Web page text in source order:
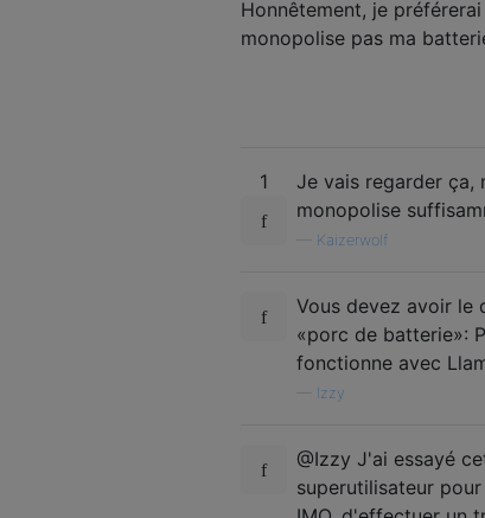
Honnêtement, je
monopolise pas ma
1
Je vais regarder ça,
monopolise
Kaizerwolf
Vous devez avoir le
«porc de batterie»:
fonctionne avec
Izzy
@Izzy J'ai essayé
superutilisateur